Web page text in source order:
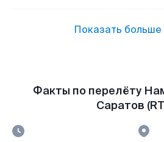
Показать больше
Факты по перелёту
Саратов